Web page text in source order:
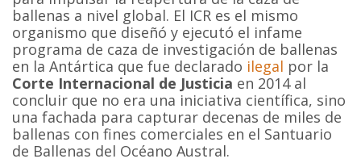
ballenas a nivel global. El ICR es el mismo
organismo que diseñó y ejecutó el infame
programa de caza de investigación de ballenas
en la Antártica que fue declarado ilegal por la
Corte Internacional de Justicia en 2014 al
concluir que no era una iniciativa científica, sino
una fachada para capturar decenas de miles de
ballenas con fines comerciales en el Santuario
de Ballenas del Océano Austral.